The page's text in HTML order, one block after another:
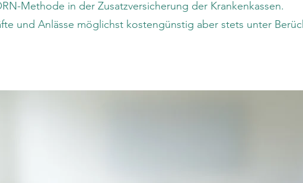
Methode in der Zusatzversicherung der Krankenkassen.
und Anlässe möglichst kostengünstig aber stets unter